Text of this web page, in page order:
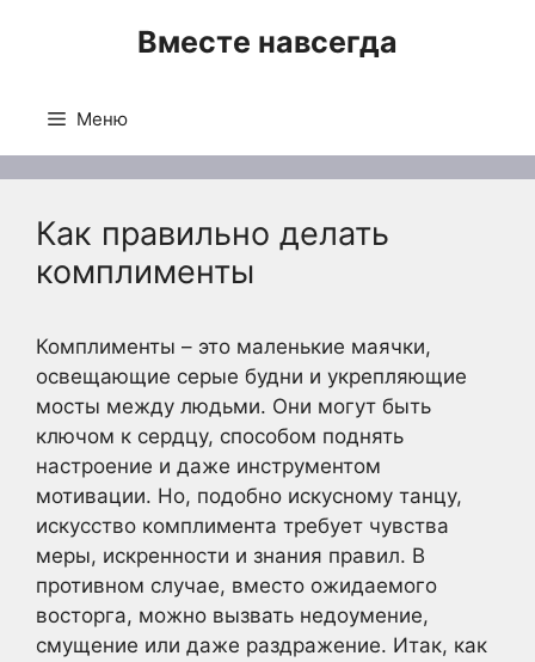
Вместе навсегда
Меню
Как правильно делать
комплименты
Комплименты – это маленькие маячки,
освещающие серые будни и укрепляющие
мосты между людьми. Они могут быть
ключом к сердцу, способом поднять
настроение и даже инструментом
мотивации. Но, подобно искусному танцу,
искусство комплимента требует чувства
меры, искренности и знания правил. В
противном случае, вместо ожидаемого
восторга, можно вызвать недоумение,
смущение или даже раздражение. Итак, как